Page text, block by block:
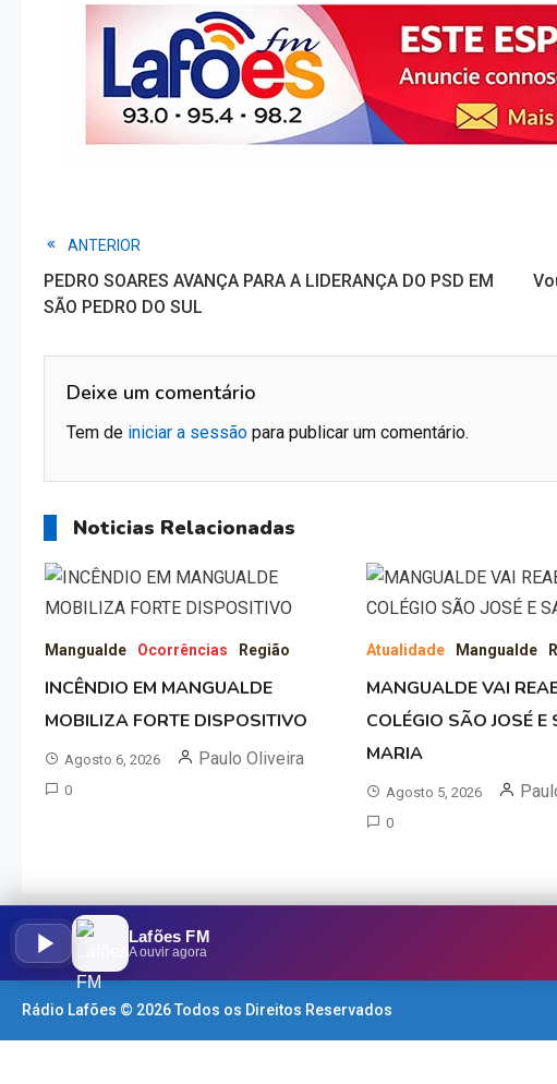
Read
more
articles
ANTERIOR
PEDRO SOARES AVANÇA PARA A LIDERANÇA DO PSD EM
SÃO PEDRO DO SUL
Deixe um comentário
Tem de iniciar a sessão para publicar um comentário.
Noticias Relacionadas
Mangualde Ocorrências Região
INCÊNDIO EM MANGUALDE
MOBILIZA FORTE DISPOSITIVO
Agosto 6, 2026 Paulo Oliveira
0
Atualidade Mangualde
MANGUALDE VAI
COLÉGIO SÃO JOSÉ E
MARIA
Agosto 5, 2026
0
Rádio Lafões © 2026 Todos os Direitos Reservados
Lafões FM
A ouvir agora